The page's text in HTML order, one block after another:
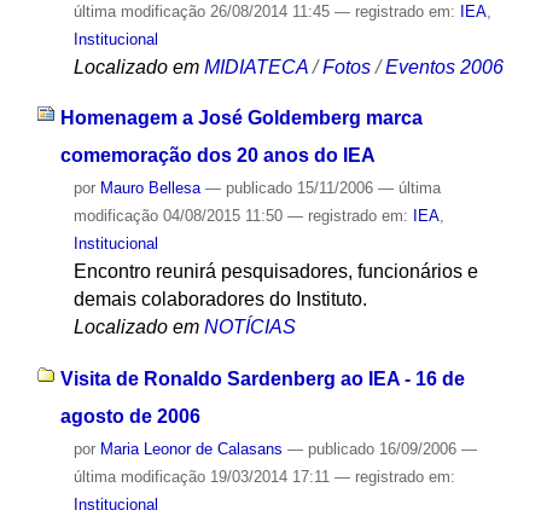
última modificação26/08/2014 11:45 — registrado em: IEA,
Institucional
Localizado em MIDIATECA /Fotos /Eventos 2006
Homenagem a José Goldemberg marca
comemoração dos 20 anos do IEA
por Mauro Bellesa — publicado15/11/2006 — última
modificação04/08/2015 11:50 — registrado em: IEA,
Institucional
Encontro reunirá pesquisadores, funcionários e
demais colaboradores do Instituto.
Localizado em NOTÍCIAS
Visita de Ronaldo Sardenberg ao IEA - 16 de
agosto de 2006
por Maria Leonor de Calasans — publicado16/09/2006 —
última modificação19/03/2014 17:11 — registrado em:
Institucional